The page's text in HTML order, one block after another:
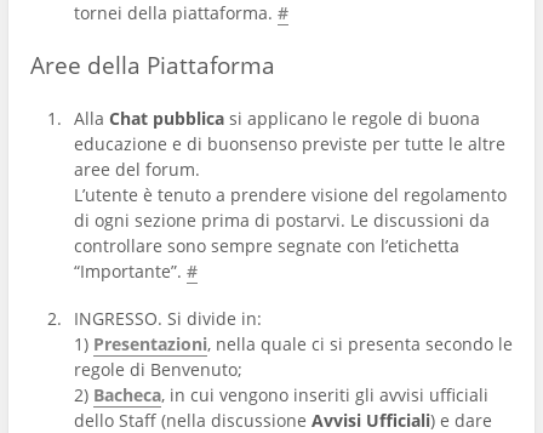
tornei della piattaforma. #
Aree della Piattaforma
Alla Chat pubblica si applicano le regole di buona
educazione e di buonsenso previste per tutte le altre
aree del forum.
L’utente è tenuto a prendere visione del regolamento
di ogni sezione prima di postarvi. Le discussioni da
controllare sono sempre segnate con l’etichetta
“Importante”. #
INGRESSO. Si divide in:
1) Presentazioni, nella quale ci si presenta secondo le
regole di Benvenuto;
2) Bacheca, in cui vengono inseriti gli avvisi ufficiali
dello Staff (nella discussione Avvisi Ufficiali) e dare